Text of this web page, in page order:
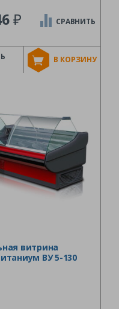
₽
В КОРЗИНУ
СРАВНИТЬ
витрина
ВУ 5-130